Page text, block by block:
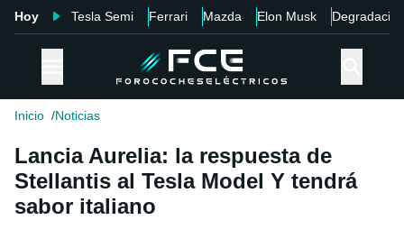
Hoy Tesla Semi Ferrari Mazda Elon Musk Degradación
Inicio Noticias
Lancia Aurelia: la respuesta de
Stellantis al Tesla Model Y tendrá
sabor italiano